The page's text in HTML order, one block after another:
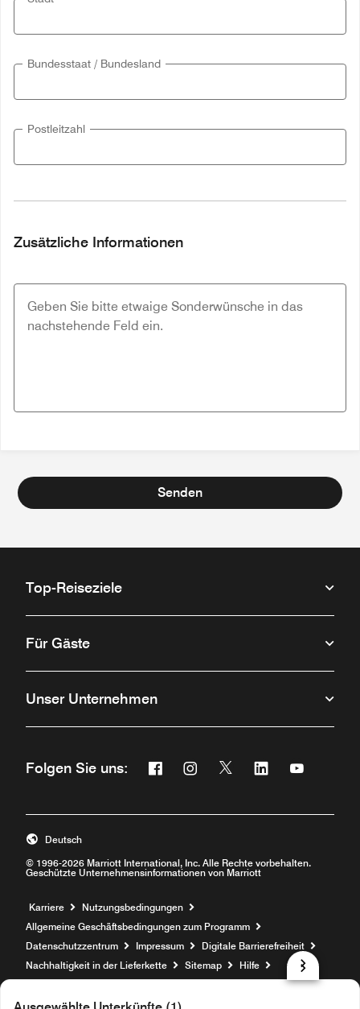
Bundesstaat / Bundesland
Postleitzahl
Zusätzliche Informationen
Senden
Top-Reiseziele
Für Gäste
Unser Unternehmen
Folgen Sie uns: Facebook
Öffnet ein neues Fenster
Instagram
Öffnet ein neues Fenster
Twitter
Öffnet ein neues
Linkedin
Öffnet ein neues
Öffnet ein
© 1996-2026 Marriott International, Inc. Alle Rechte vorbehalten.
Geschützte Unternehmensinformationen von Marriott
Deutsch
Karriere Öffnet ein neues Fenster
Nutzungsbedingungen
Allgemeine Geschäftsbedingungen zum Programm
Datenschutzzentrum
Impressum
Digitale Barrierefreiheit
Nachhaltigkeit in der Lieferkette
Sitemap Hilfe